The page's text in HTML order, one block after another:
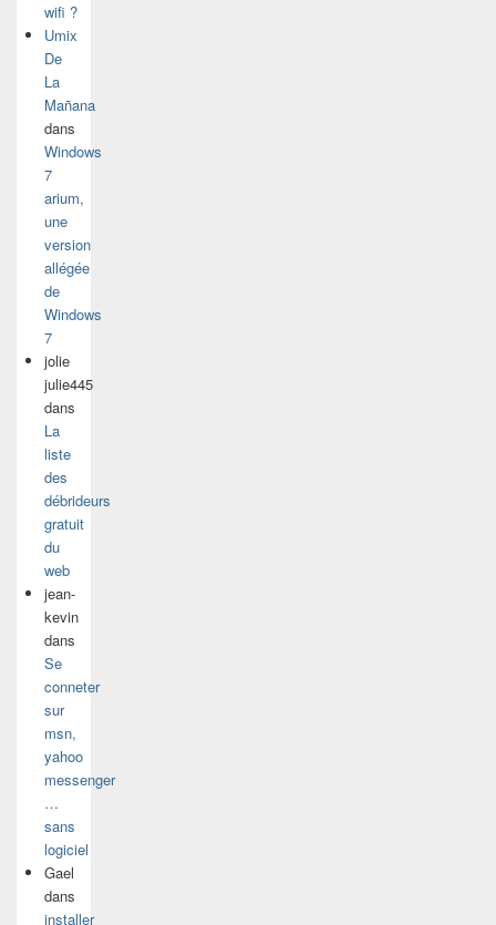
wifi ?
Umix
De
La
Mañana
dans
Windows
7
arium,
une
version
allégée
de
Windows
7
jolie
julie445
dans
La
liste
des
débrideurs
gratuit
du
web
jean-
kevin
dans
Se
conneter
sur
msn,
yahoo
messenger
…
sans
logiciel
Gael
dans
installer